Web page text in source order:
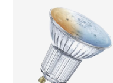
LED-Leuchtmittel
'Smart+' dimmbar
Reflektor klar GU10
4,9 W 350 lm RGB -
tunable white
,99€